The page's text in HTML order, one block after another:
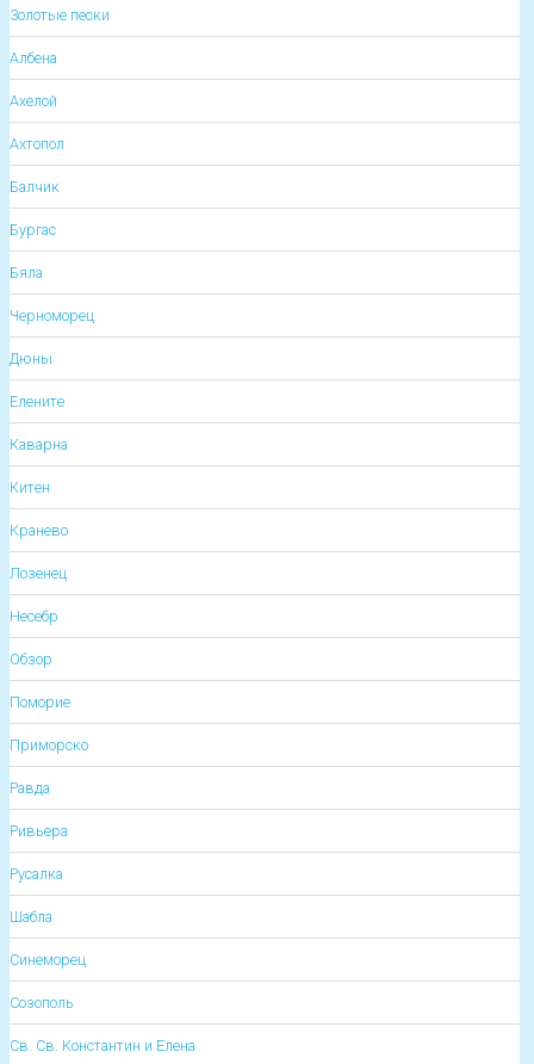
Золотые пески
Албена
Ахелой
Ахтопол
Балчик
Бургас
Бяла
Черноморец
Дюны
Елените
Каварна
Китен
Кранево
Лозенец
Несебр
Обзор
Поморие
Приморско
Равда
Ривьера
Русалка
Шабла
Синеморец
Созополь
Св. Св. Константин и Елена